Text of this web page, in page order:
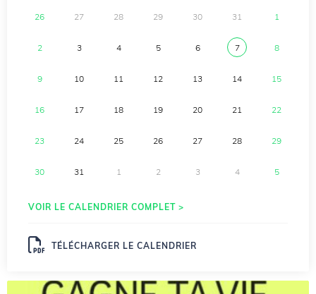
26 27 28 29 30 31 1
2 3 4 5 6 7 8
9 10 11 12 13 14 15
16 17 18 19 20 21 22
23 24 25 26 27 28 29
30 31 1 2 3 4 5
VOIR LE CALENDRIER COMPLET >
TÉLÉCHARGER LE CALENDRIER